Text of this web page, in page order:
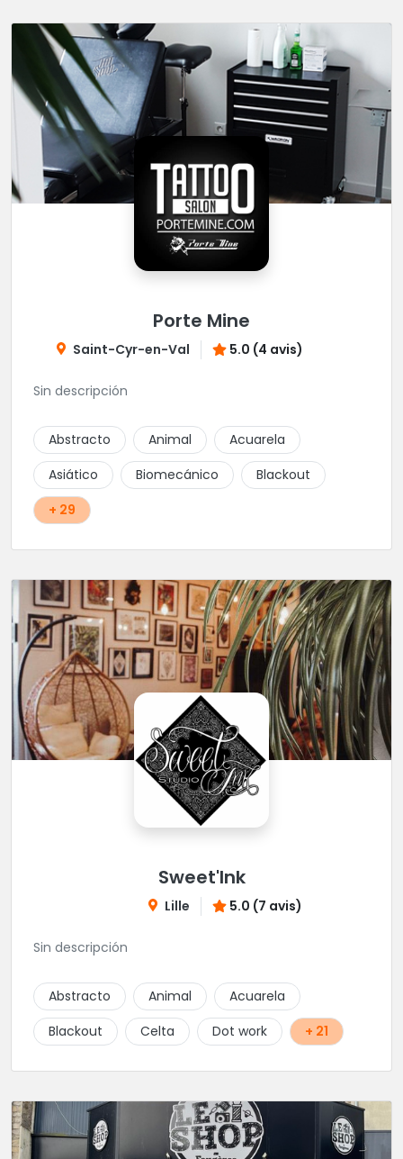
Porte Mine
Saint-Cyr-en-Val 5.0 (4 avis)
Sin descripción
Abstracto Animal
Acuarela
Asiático
Biomecánico
Blackout
+ 29
Sweet'Ink
Lille 5.0 (7 avis)
Sin descripción
Abstracto Animal
Acuarela
Blackout
Celta Dot work + 21